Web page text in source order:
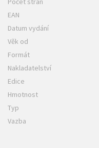
EAN
Datum vydání
Věk od
Formát
Nakladatelství
Edice
Hmotnost
Typ
Vazba